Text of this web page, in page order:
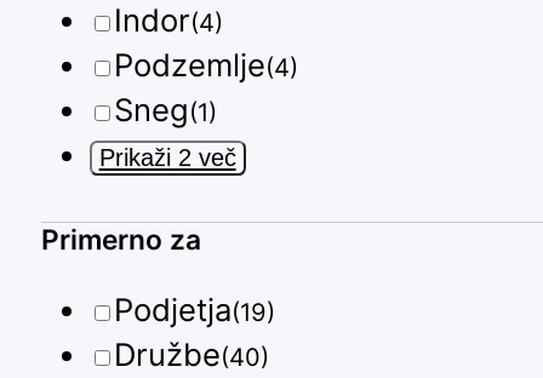
Indor(4)
Podzemlje(4)
Sneg(1)
Prikaži 2 več
Primerno za
Podjetja(19)
Družbe(40)